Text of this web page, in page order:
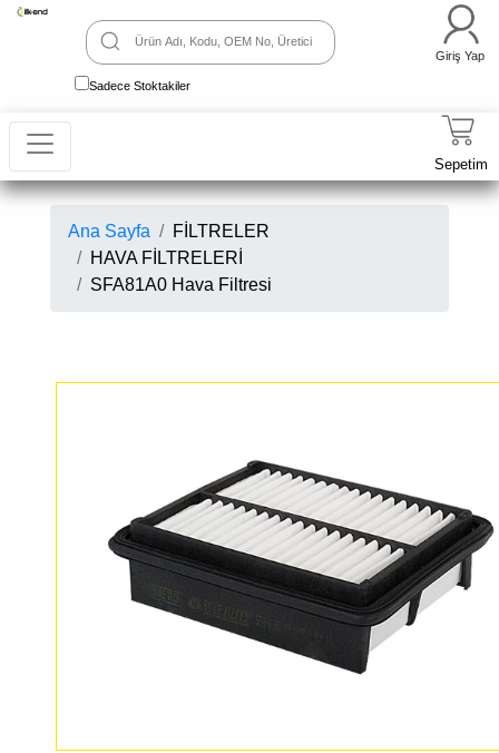
Sadece Stoktakiler
Giriş Yap
Sepetim
Ana Sayfa
FİLTRELER
HAVA FİLTRELERİ
SFA81A0 Hava Filtresi